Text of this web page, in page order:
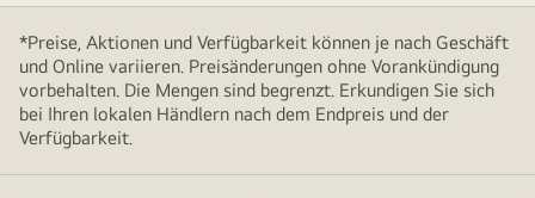
*Preise, Aktionen und Verfügbarkeit können je nach Geschäft
und Online variieren. Preisänderungen ohne Vorankündigung
vorbehalten. Die Mengen sind begrenzt. Erkundigen Sie sich
bei Ihren lokalen Händlern nach dem Endpreis und der
Verfügbarkeit.